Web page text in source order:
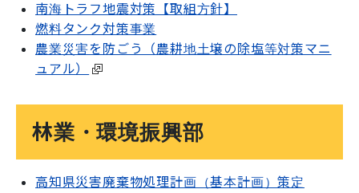
南海トラフ地震対策【取組方針】
燃料タンク対策事業
農業災害を防ごう（農耕地土壌の除塩等対策マニ
ュアル）
林業・環境振興部
高知県災害廃棄物処理計画（基本計画）策定